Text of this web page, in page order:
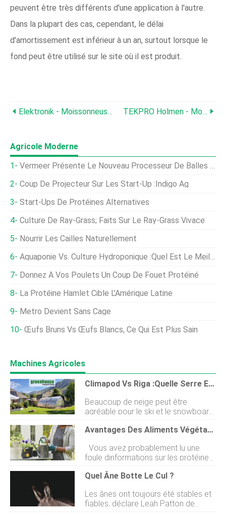
peuvent être très différents d'une application à l'autre.
Dans la plupart des cas, cependant, le délai
d'amortissement est inférieur à un an, surtout lorsque le
fond peut être utilisé sur le site où il est produit.
Elektronik - Moissonneuse-Batteuse De Framboises Et De Mûres TEKPRO Holmen - Modèle Ligno-Tester - Testeur De Durabilité Des Granulés De Bois
Agricole Moderne
Vermeer Présente Le Nouveau Processeur De Balles BPX9010
Coup De Projecteur Sur Les Start-Up :Indigo Ag
Start-Ups De Protéines Alternatives
Culture De Ray-Grass; Faits Sur Le Ray-Grass Vivace
Nourrir Les Cailles Naturellement
Aquaponie Vs. Culture Hydroponique :quel Est Le Meilleur ?
Donnez À Vos Poulets Un Coup De Fouet Protéiné
La Protéine Hamlet Cible L'Amérique Latine
Metro Devient Sans Cage
Œufs Bruns Vs Œufs Blancs, Ce Qui Est Plus Sain
Machines Agricoles
Climapod Vs Riga :quelle Serre Est La Meilleure ?
Beaucoup de neige peut être
agréable pour le ski et le snowboard.
Pour le jardinage toute lannée, ce
nest pas si idéal. Sauf si vous avez
genre de temps. Si vous êtes au
milieu de vos recherches, vous avez
peut-être découvert quune serre à
voûte gothique est lun de vos
meilleurs choix pour les climats très
enneigés. Les fabricants les plus
populaires pour ces structures de
Avantages Des Aliments Végétaux Riches En Protéines
Vous avez probablement lu une
foule dinformations sur les protéines.
Après tout, les régimes riches en
protéines sont très populaires en ce
incorporé plus de protéines dans
votre propre alimentation et
Quel Âne Botte Le Cul ?
Les ânes ont toujours été stables et
fiables, déclare Leah Patton de
lAmerican Donkey and Mule Society.